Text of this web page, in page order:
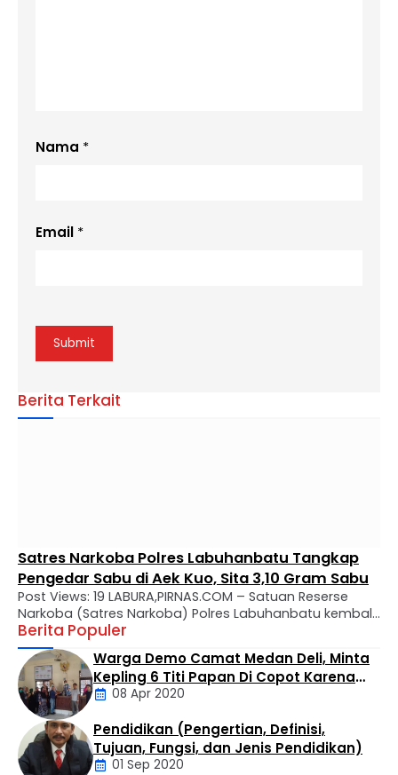
Nama *
Email *
Berita Terkait
Satres Narkoba Polres Labuhanbatu Tangkap
Pengedar Sabu di Aek Kuo, Sita 3,10 Gram Sabu
Post Views: 19 LABURA,PIRNAS.COM – Satuan Reserse
Narkoba (Satres Narkoba) Polres Labuhanbatu kembali
mengungkap kasus peredaran narkotika jenis sabu di
wilayah hukumnya. Seorang pria berinisial MTS alias
Tebe (34) berhasil diamankan dalam operasi yang
digelar di Kelurahan Bandar Selamat, Kecamatan Aek
Kuo, Kabupaten Labuhanbatu Utara, Selasa (4/8/2026)
sekitar pukul 14.30 WIB. Penangkapan dilakukan oleh Tim
…
Berita Populer
Daerah
Warga Demo Camat Medan Deli, Minta
Kepling 6 Titi Papan Di Copot Karena
Tak Perduli Sama Warganya
08 Apr 2020
Pendidikan (Pengertian, Definisi,
Tujuan, Fungsi, dan Jenis Pendidikan)
01 Sep 2020